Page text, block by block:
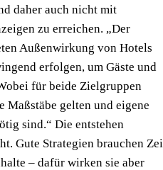
daher auch nicht mit
zu erreichen. „Der
Außenwirkung von Hotels
erfolgen, um Gäste und
für beide Zielgruppen
gelten und eigene
sind.“ Die entstehen
Gute Strategien brauchen
– dafür wirken sie aber